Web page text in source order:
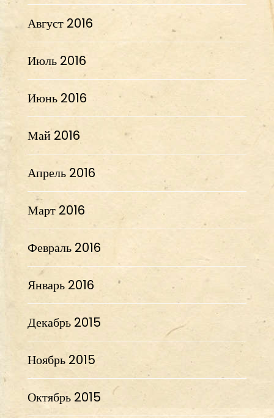
Август 2016
Июль 2016
Июнь 2016
Май 2016
Апрель 2016
Март 2016
Февраль 2016
Январь 2016
Декабрь 2015
Ноябрь 2015
Октябрь 2015